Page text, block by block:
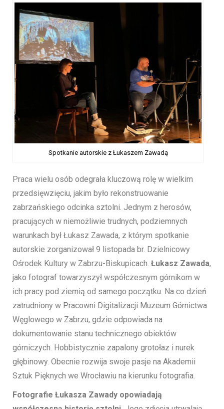
Spotkanie autorskie z Łukaszem Zawadą
Praca wielu osób odegrała kluczową rolę w wielkim
przedsięwzięciu, jakim było rekonstruowanie
zabrzańskiego odcinka sztolni. Jednym z herosów,
pracujących w niemożliwie trudnych, podziemnych
warunkach był Łukasz Zawada, z którym spotkanie
autorskie zorganizował 9 listopada br. Dzielnicowy
Ośrodek Kultury w Zabrzu-Biskupicach. Łukasz Zawada,
jako fotograf towarzyszył współczesnym górnikom w
ich pracy pod ziemią od samego początku. Na co dzień
zatrudniony w Pracowni Digitalizacji Muzeum Górnictwa
Węglowego w Zabrzu, gdzie odpowiada na
dokumentowanie stanu technicznego obiektów
górniczych. Hobbistycznie zapalony grotołaz i nurek
głębinowy. Obecnie rozwija swoje pasje na Akademii
Sztuk Pięknych we Wrocławiu na kierunku fotografia.
Fotografie Łukasza Zawady opowiadają